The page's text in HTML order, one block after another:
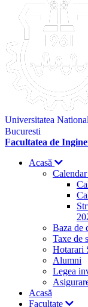
Universitatea
Bucuresti
Facultatea de
Acasă
Baza de
Taxe de
Hotarari
Alumni
Legea
Acasă
Facultate